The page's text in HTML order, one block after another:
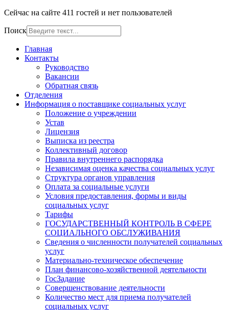
Сейчас на сайте 411 гостей и нет пользователей
Поиск
Главная
Контакты
Руководство
Вакансии
Обратная связь
Отделения
Информация о поставщике социальных услуг
Положение о учреждении
Устав
Лицензия
Выписка из реестра
Коллективный договор
Правила внутреннего распорядка
Независимая оценка качества социальных услуг
Структура органов управления
Оплата за социальные услуги
Условия предоставления, формы и виды
социальных услуг
Тарифы
ГОСУДАРСТВЕННЫЙ КОНТРОЛЬ В СФЕРЕ
СОЦИАЛЬНОГО ОБСЛУЖИВАНИЯ
Сведения о численности получателей социальных
услуг
Материально-техническое обеспечение
План финансово-хозяйственной деятельности
ГосЗадание
Совершенствование деятельности
Количество мест для приема получателей
социальных услуг